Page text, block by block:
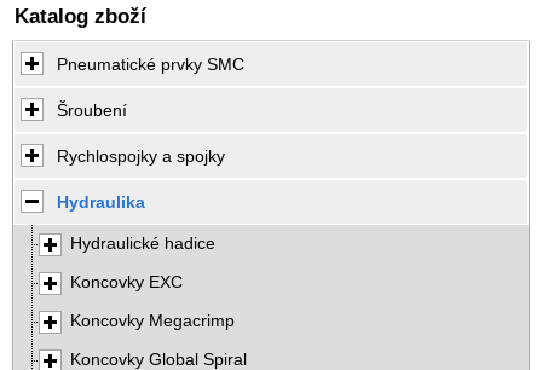
Katalog zboží
Pneumatické prvky SMC
Šroubení
Rychlospojky a spojky
Hydraulika
Hydraulické hadice
Koncovky EXC
Koncovky Megacrimp
Koncovky Global Spiral